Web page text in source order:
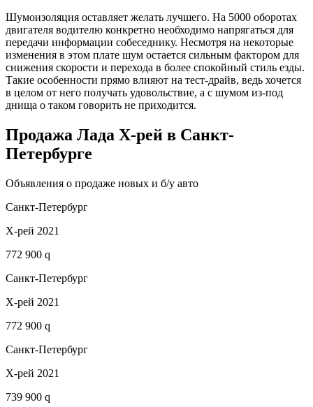
Шумоизоляция оставляет желать лучшего. На 5000 оборотах
двигателя водителю конкретно необходимо напрягаться для
передачи информации собеседнику. Несмотря на некоторые
изменения в этом плате шум остается сильным фактором для
снижения скорости и перехода в более спокойный стиль езды.
Такие особенности прямо влияют на тест-драйв, ведь хочется
в целом от него получать удовольствие, а с шумом из-под
днища о таком говорить не приходится.
Продажа Лада Х-рей в Санкт-
Петербурге
Объявления о продаже новых и б/у авто
Санкт-Петербург
Х-рей 2021
772 900 q
Санкт-Петербург
Х-рей 2021
772 900 q
Санкт-Петербург
Х-рей 2021
739 900 q